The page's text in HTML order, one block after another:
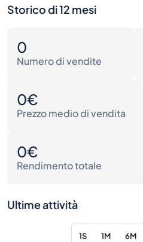
Storico di 12 mesi
0
Numero di vendite
0€
Prezzo medio di vendita
0€
Rendimento totale
Ultime attività
1S 1M 6M